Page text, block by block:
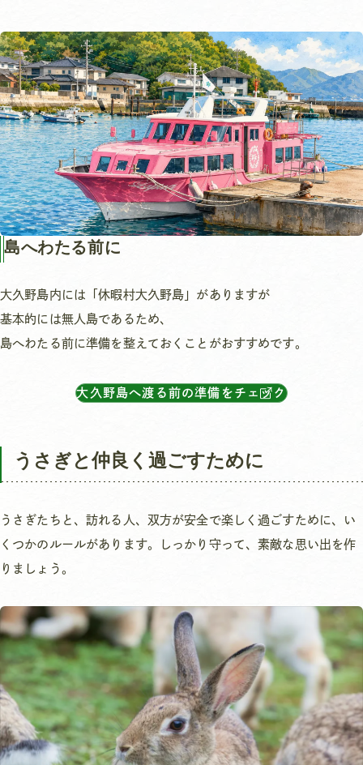
島へわたる前に
大久野島内には「休暇村大久野島」がありますが
基本的には無人島であるため、
島へわたる前に準備を整えておくことがおすすめです。
大久野島へ渡る前の準備をチェック
うさぎと仲良く過ごすために
うさぎたちと、訪れる人、双方が安全で楽しく過ごすために、い
くつかのルールがあります。しっかり守って、素敵な思い出を作
りましょう。